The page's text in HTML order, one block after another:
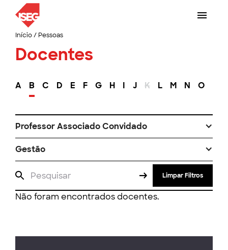
Início/ Pessoas
Docentes
A B C D E F G H I J K L M N O
Professor Associado Convidado
Gestão
Limpar Filtros
Não foram encontrados docentes.